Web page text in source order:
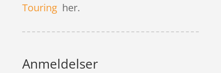
Touringher.
Anmeldelser